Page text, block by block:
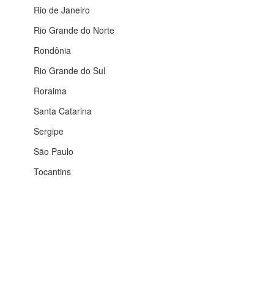
Rio de Janeiro
Rio Grande do Norte
Rondônia
Rio Grande do Sul
Roraima
Santa Catarina
Sergipe
São Paulo
Tocantins